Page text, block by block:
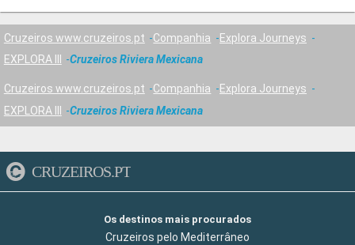
Cruzeiros www.cruzeiros.pt Companhia
Explora Journeys
EXPLORA III
Cruzeiros Riviera Mexicana
Cruzeiros www.cruzeiros.pt Companhia
Explora Journeys
EXPLORA III
Cruzeiros Riviera Mexicana
CRUZEIROS.PT
Os destinos mais procurados
Cruzeiros pelo Mediterrâneo